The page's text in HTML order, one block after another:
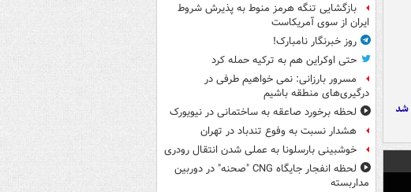
بازگشایی تنگه هرمز منوط به پذیرش شروط
ایران از سوی آمریکاست
روز خبرنگار نامبارک!
حتی اوکراین هم به ترکیه حمله کرد
مسرور بارزانی: نمی خواهیم طرفی در
درگیری‌های منطقه باشیم
لحظه برخورد صاعقه به ساختمانی در نیویورک
هشدار نسبت به وفوع تندباد در تهران
خوشبینی بارسلونا به عملی شدن انتقال رودری
لحظه انفجار جایگاه CNG "صحنه" در دوربین
مداربسته